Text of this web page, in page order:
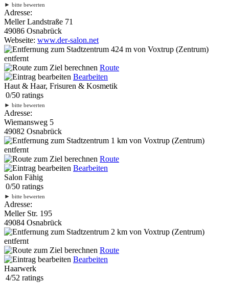
► bitte bewerten
Adresse:
Meller Landstraße 71
49086 Osnabrück
Webseite: www.der-salon.net
424 m von Voxtrup (Zentrum)
entfernt
Route
Bearbeiten
Haut & Haar, Frisuren & Kosmetik
0/50 ratings
► bitte bewerten
Adresse:
Wiemansweg 5
49082 Osnabrück
1 km von Voxtrup (Zentrum)
entfernt
Route
Bearbeiten
Salon Fähig
0/50 ratings
► bitte bewerten
Adresse:
Meller Str. 195
49084 Osnabrück
2 km von Voxtrup (Zentrum)
entfernt
Route
Bearbeiten
Haarwerk
4/52 ratings